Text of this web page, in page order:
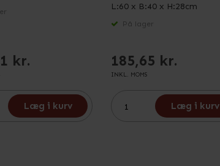
kr.
Læg i kurv
L:60 x B:40 x H:28cm
På lager
185,65 kr.
INKL. MOMS
Læg i kurv